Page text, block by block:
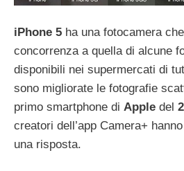
iPhone 5 ha una fotocamera
concorrenza a quella di alcune
disponibili nei supermercati di
sono migliorate le fotografie
primo smartphone di Apple del
creatori dell’app Camera+
una risposta.